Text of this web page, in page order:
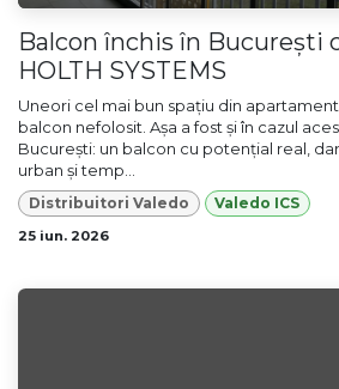
Balcon închis în București
HOLTH SYSTEMS
Uneori cel mai bun spațiu din
balcon nefolosit. Așa a fost și în cazul
București: un balcon cu potențial real,
urban și temp...
Distribuitori Valedo Valedo ICS
25 iun. 2026